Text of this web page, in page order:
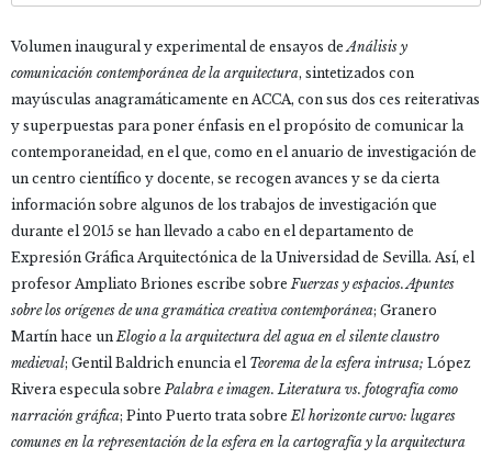
Volumen inaugural y experimental de ensayos deAnálisis y
comunicación contemporánea de la arquitectura, sintetizados con
mayúsculas anagramáticamente en ACCA, con sus dos ces reiterativas
y superpuestas para poner énfasis en el propósito de comunicar la
contemporaneidad, en el que, como en el anuario de investigación de
un centro científico y docente, se recogen avances y se da cierta
información sobre algunos de los trabajos de investigación que
durante el 2015 se han llevado a cabo en el departamento de
Expresión Gráfica Arquitectónica de la Universidad de Sevilla. Así, el
profesor Ampliato Briones escribe sobreFuerzas y espacios. Apuntes
sobre los orígenes de una gramática creativa contemporánea; Granero
Martín hace unElogio a la arquitectura del agua en el silente claustro
medieval; Gentil Baldrich enuncia el Teorema de la esfera intrusa; López
Rivera especula sobrePalabra e imagen. Literatura vs. fotografía como
narración gráfica; Pinto Puerto trata sobreEl horizonte curvo: lugares
comunes en la representación de la esfera en la cartografía y la arquitectura